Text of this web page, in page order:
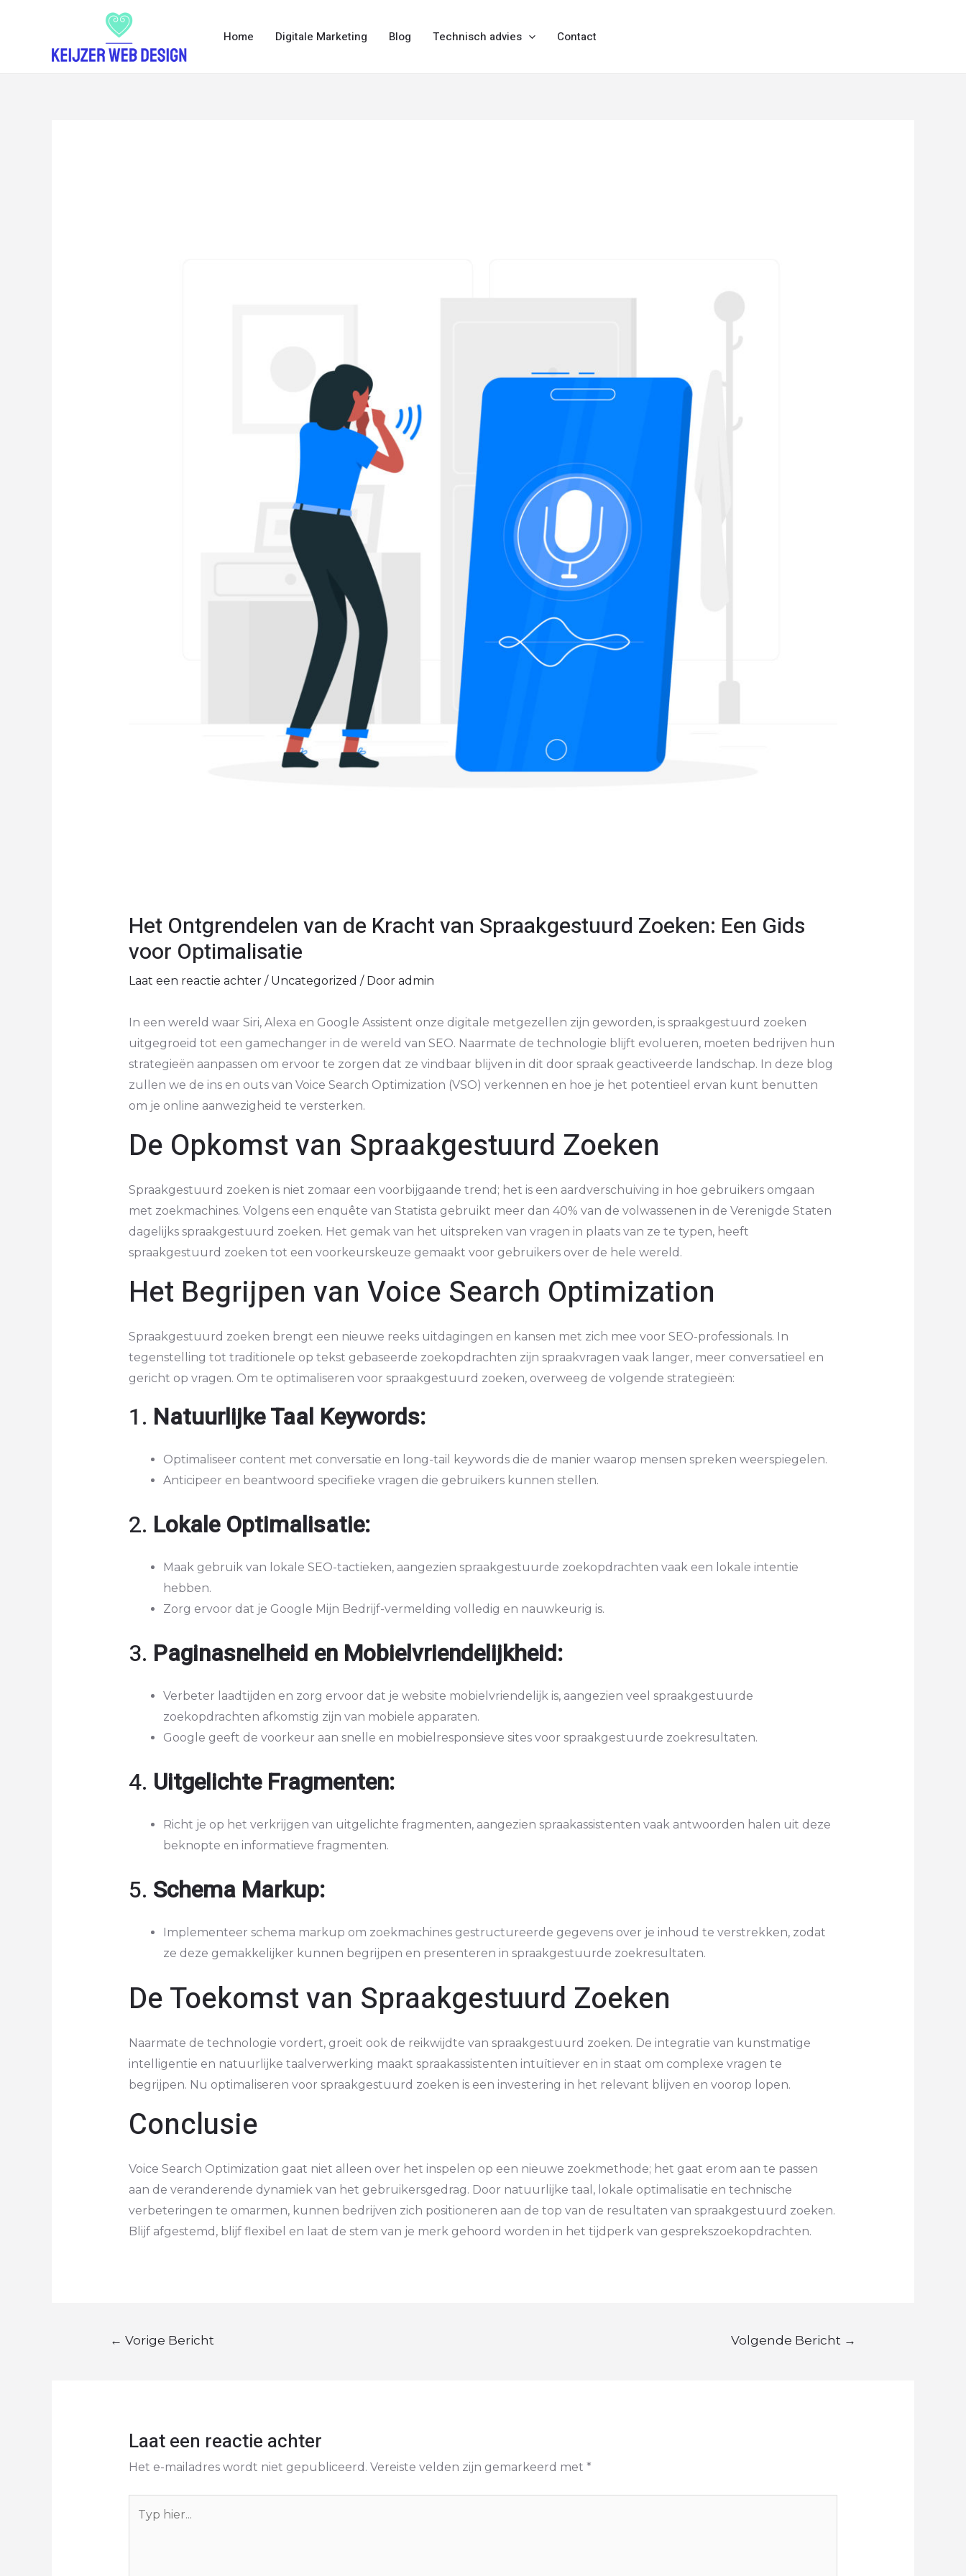
Home Digitale Marketing Blog Technisch advies Contact
Het Ontgrendelen van de Kracht van Spraakgestuurd Zoeken: Een Gids
voor Optimalisatie
Laat een reactie achter / Uncategorized / Door admin
In een wereld waar Siri, Alexa en Google Assistent onze digitale metgezellen zijn geworden, is spraakgestuurd zoeken
uitgegroeid tot een gamechanger in de wereld van SEO. Naarmate de technologie blijft evolueren, moeten bedrijven hun
strategieën aanpassen om ervoor te zorgen dat ze vindbaar blijven in dit door spraak geactiveerde landschap. In deze blog
zullen we de ins en outs van Voice Search Optimization (VSO) verkennen en hoe je het potentieel ervan kunt benutten
om je online aanwezigheid te versterken.
De Opkomst van Spraakgestuurd Zoeken
Spraakgestuurd zoeken is niet zomaar een voorbijgaande trend; het is een aardverschuiving in hoe gebruikers omgaan
met zoekmachines. Volgens een enquête van Statista gebruikt meer dan 40% van de volwassenen in de Verenigde Staten
dagelijks spraakgestuurd zoeken. Het gemak van het uitspreken van vragen in plaats van ze te typen, heeft
spraakgestuurd zoeken tot een voorkeurskeuze gemaakt voor gebruikers over de hele wereld.
Het Begrijpen van Voice Search Optimization
Spraakgestuurd zoeken brengt een nieuwe reeks uitdagingen en kansen met zich mee voor SEO-professionals. In
tegenstelling tot traditionele op tekst gebaseerde zoekopdrachten zijn spraakvragen vaak langer, meer conversatieel en
gericht op vragen. Om te optimaliseren voor spraakgestuurd zoeken, overweeg de volgende strategieën:
1. Natuurlijke Taal Keywords:
Optimaliseer content met conversatie en long-tail keywords die de manier waarop mensen spreken weerspiegelen.
Anticipeer en beantwoord specifieke vragen die gebruikers kunnen stellen.
2. Lokale Optimalisatie:
Maak gebruik van lokale SEO-tactieken, aangezien spraakgestuurde zoekopdrachten vaak een lokale intentie
hebben.
Zorg ervoor dat je Google Mijn Bedrijf-vermelding volledig en nauwkeurig is.
3. Paginasnelheid en Mobielvriendelijkheid:
Verbeter laadtijden en zorg ervoor dat je website mobielvriendelijk is, aangezien veel spraakgestuurde
zoekopdrachten afkomstig zijn van mobiele apparaten.
Google geeft de voorkeur aan snelle en mobielresponsieve sites voor spraakgestuurde zoekresultaten.
4. Uitgelichte Fragmenten:
Richt je op het verkrijgen van uitgelichte fragmenten, aangezien spraakassistenten vaak antwoorden halen uit deze
beknopte en informatieve fragmenten.
5. Schema Markup:
Implementeer schema markup om zoekmachines gestructureerde gegevens over je inhoud te verstrekken, zodat
ze deze gemakkelijker kunnen begrijpen en presenteren in spraakgestuurde zoekresultaten.
De Toekomst van Spraakgestuurd Zoeken
Naarmate de technologie vordert, groeit ook de reikwijdte van spraakgestuurd zoeken. De integratie van kunstmatige
intelligentie en natuurlijke taalverwerking maakt spraakassistenten intuïtiever en in staat om complexe vragen te
begrijpen. Nu optimaliseren voor spraakgestuurd zoeken is een investering in het relevant blijven en voorop lopen.
Conclusie
Voice Search Optimization gaat niet alleen over het inspelen op een nieuwe zoekmethode; het gaat erom aan te passen
aan de veranderende dynamiek van het gebruikersgedrag. Door natuurlijke taal, lokale optimalisatie en technische
verbeteringen te omarmen, kunnen bedrijven zich positioneren aan de top van de resultaten van spraakgestuurd zoeken.
Blijf afgestemd, blijf flexibel en laat de stem van je merk gehoord worden in het tijdperk van gesprekszoekopdrachten.
← Vorige Bericht Volgende Bericht →
Laat een reactie achter
Het e-mailadres wordt niet gepubliceerd. Vereiste velden zijn gemarkeerd met *